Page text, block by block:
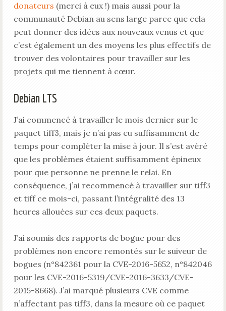
donateurs (merci à eux !) mais aussi pour la
communauté Debian au sens large parce que cela
peut donner des idées aux nouveaux venus et que
c’est également un des moyens les plus effectifs de
trouver des volontaires pour travailler sur les
projets qui me tiennent à cœur.
Debian LTS
J’ai commencé à travailler le mois dernier sur le
paquet tiff3, mais je n’ai pas eu suffisamment de
temps pour compléter la mise à jour. Il s’est avéré
que les problèmes étaient suffisamment épineux
pour que personne ne prenne le relai. En
conséquence, j’ai recommencé à travailler sur tiff3
et tiff ce mois-ci, passant l’intégralité des 13
heures allouées sur ces deux paquets.
J’ai soumis des rapports de bogue pour des
problèmes non encore remontés sur le suiveur de
bogues (n°842361 pour la CVE-2016-5652, n°842046
pour les CVE-2016-5319/CVE-2016-3633/CVE-
2015-8668). J’ai marqué plusieurs CVE comme
n’affectant pas tiff3, dans la mesure où ce paquet